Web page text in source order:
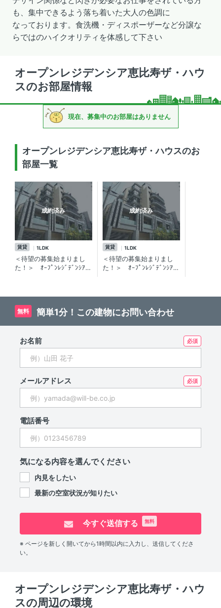
も、集中できるよう落ち着いた大人の色調に
なっております。食洗機・ディスポーザーなど分譲な
らではのハイクオリティを体感して下さい
オープンレジデンシア恵比寿ザ・ハウ
スのお部屋情報
現在、募集中のお部屋はありません
オープンレジデンシア恵比寿ザ・ハウスのお
部屋一覧
成約済み
賃貸 1LDK
＜待望の募集始まりまし
た！＞ ｵｰﾌﾟﾝﾚｼﾞﾃﾞﾝｼｱ恵
成約済み
賃貸 1LDK
＜待望の募集始まりまし
た！＞ ｵｰﾌﾟﾝﾚｼﾞﾃﾞﾝｼｱ恵
無料 簡単1分！この建物にお問い合わせ
お名前
メールアドレス
電話番号
気になる内容を選んでください
内見をしたい
最新の空室状況が知りたい
今すぐ送信する 無料
※ ページを新しく開いてから1時間以内に入力し、送信してくださ
い。
オープンレジデンシア恵比寿ザ・ハウ
スの周辺の環境